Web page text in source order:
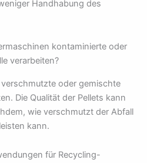
Handhabung des
kontaminierte oder
verarbeiten?
oder gemischte
Die Qualität der Pellets kann
wie verschmutzt der Abfall
kann.
für Recycling-